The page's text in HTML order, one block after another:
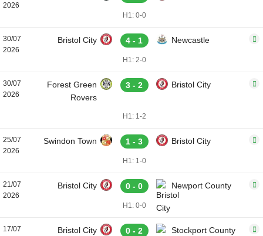
2026
H1: 0-0
30/07
2026
Bristol City 4 - 1 Newcastle
H1: 2-0
30/07
2026
Forest Green
Rovers
3 - 2 Bristol City
H1: 1-2
25/07
2026
Swindon Town 1 - 3 Bristol City
H1: 1-0
21/07
2026
Bristol City 0 - 0 Newport County
H1: 0-0
17/07
Bristol City 0 - 2 Stockport County